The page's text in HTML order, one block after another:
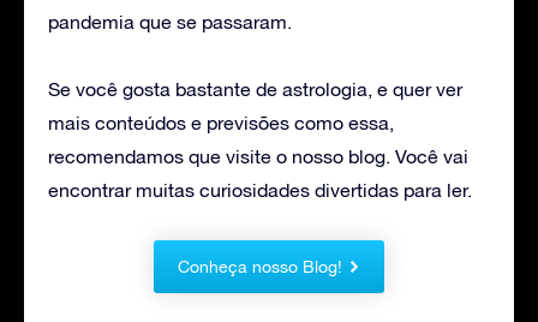
pandemia que se passaram.
Se você gosta bastante de astrologia, e quer ver
mais conteúdos e previsões como essa,
recomendamos que visite o nosso blog. Você vai
encontrar muitas curiosidades divertidas para ler.
Conheça nosso Blog!